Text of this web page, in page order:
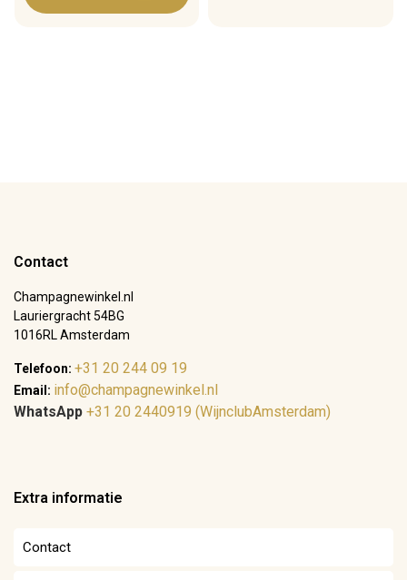
Contact
Champagnewinkel.nl
Lauriergracht 54BG
1016RL Amsterdam
Telefoon: +31 20 244 09 19
Email: info@champagnewinkel.nl
WhatsApp +31 20 2440919 (WijnclubAmsterdam)
Extra informatie
Contact